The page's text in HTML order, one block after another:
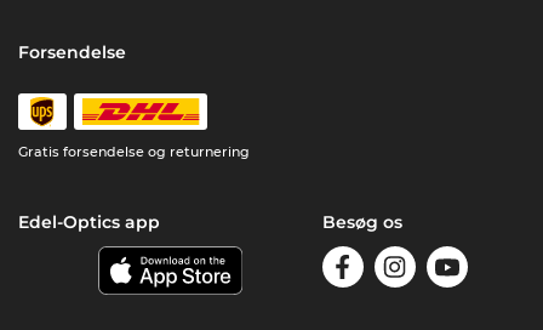
Forsendelse
Gratis forsendelse og returnering
Edel-Optics app Besøg os